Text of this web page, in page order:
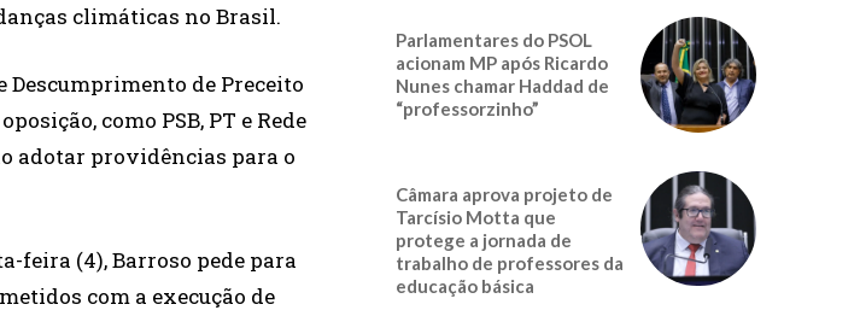
climáticas no Brasil.
de Preceito
como PSB, PT e Rede
adotar providências para o
feira (4), Barroso pede para
com a execução de
Parlamentares do PSOL
acionam MP após Ricardo
Nunes chamar Haddad de
“professorzinho”
Câmara aprova projeto de
Tarcísio Motta que
protege a jornada de
trabalho de professores da
educação básica